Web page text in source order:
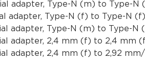
adapter, Type-N (m) to Type-N
adapter, Type-N (f) to Type-N
adapter, Type-N (m) to Type-N
adapter, 2,4 mm (f) to 2,4 mm
adapter, 2,4 mm (f) to 2,92